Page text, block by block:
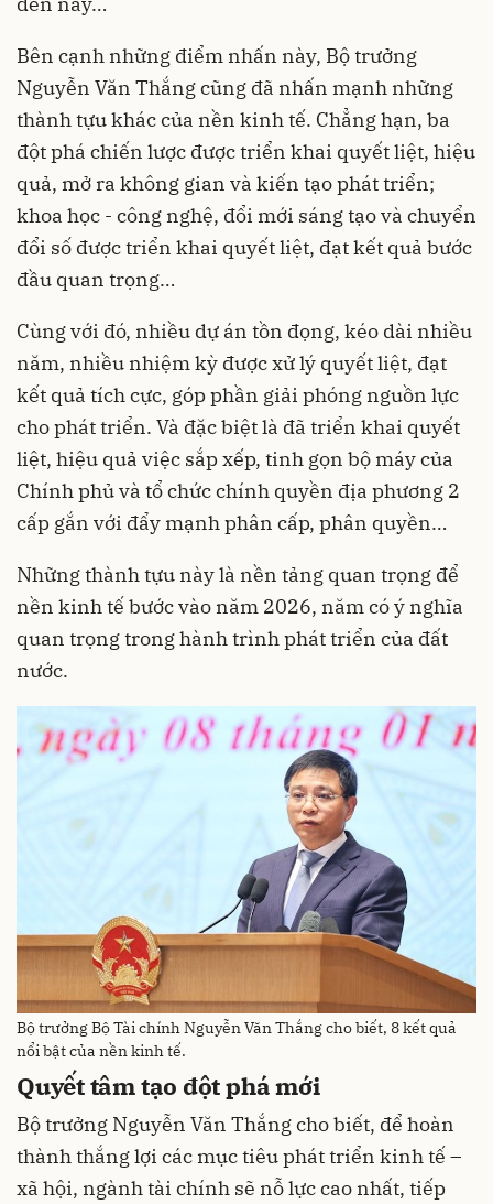
Bên cạnh những điểm nhấn này, Bộ trưởng
Nguyễn Văn Thắng cũng đã nhấn mạnh những
thành tựu khác của nền kinh tế. Chẳng hạn, ba
đột phá chiến lược được triển khai quyết liệt, hiệu
quả, mở ra không gian và kiến tạo phát triển;
khoa học - công nghệ, đổi mới sáng tạo và chuyển
đổi số được triển khai quyết liệt, đạt kết quả bước
đầu quan trọng…
Cùng với đó, nhiều dự án tồn đọng, kéo dài nhiều
năm, nhiều nhiệm kỳ được xử lý quyết liệt, đạt
kết quả tích cực, góp phần giải phóng nguồn lực
cho phát triển. Và đặc biệt là đã triển khai quyết
liệt, hiệu quả việc sắp xếp, tinh gọn bộ máy của
Chính phủ và tổ chức chính quyền địa phương 2
cấp gắn với đẩy mạnh phân cấp, phân quyền…
Những thành tựu này là nền tảng quan trọng để
nền kinh tế bước vào năm 2026, năm có ý nghĩa
quan trọng trong hành trình phát triển của đất
nước.
Bộ trưởng Bộ Tài chính Nguyễn Văn Thắng cho biết, 8 kết quả
nổi bật của nền kinh tế.
Quyết tâm tạo đột phá mới
Bộ trưởng Nguyễn Văn Thắng cho biết, để hoàn
thành thắng lợi các mục tiêu phát triển kinh tế –
xã hội, ngành tài chính sẽ nỗ lực cao nhất, tiếp